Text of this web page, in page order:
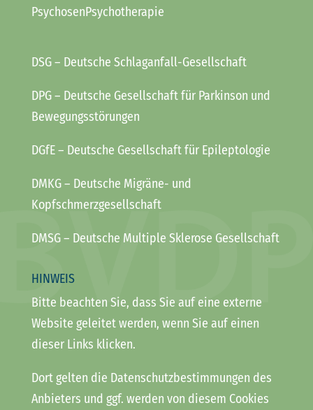
PsychosenPsychotherapie
DSG– Deutsche Schlaganfall-Gesellschaft
DPG– Deutsche Gesellschaft für Parkinson und
Bewegungsstörungen
DGfE– Deutsche Gesellschaft für Epileptologie
DMKG– Deutsche Migräne- und
Kopfschmerzgesellschaft
DMSG– Deutsche Multiple Sklerose Gesellschaft
HINWEIS
Bitte beachten Sie, dass Sie auf eine externe
Website geleitet werden, wenn Sie auf einen
dieser Links klicken.
Dort gelten die Datenschutzbestimmungen des
Anbieters und ggf. werden von diesem Cookies